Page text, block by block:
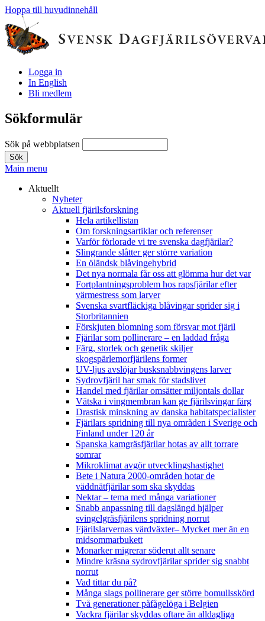
Hoppa till huvudinnehåll
Logga in
In English
Bli medlem
Sökformulär
Sök på webbplatsen
Main menu
Aktuellt
Nyheter
Aktuell fjärilsforskning
Hela artikellistan
Om forskningsartiklar och referenser
Varför förlorade vi tre svenska dagfjärilar?
Slingrande slåtter ger större variation
En öländsk blåvingehybrid
Det nya normala får oss att glömma hur det var
Fortplantningsproblem hos rapsfjärilar efter
värmestress som larver
Svenska svartfläckiga blåvingar sprider sig i
Storbritannien
Förskjuten blomning som försvar mot fjäril
Fjärilar som pollinerare – en laddad fråga
Färg, storlek och genetik skiljer
skogspärlemorfjärilens former
UV-ljus avslöjar busksnabbvingens larver
Sydrovfjäril har smak för stadslivet
Handel med fjärilar omsätter miljontals dollar
Vätska i vingmembran kan ge fjärilsvingar färg
Drastisk minskning av danska habitatspecialister
Fjärilars spridning till nya områden i Sverige och
Finland under 120 år
Spanska kamgräsfjärilar hotas av allt torrare
somrar
Mikroklimat avgör utvecklingshastighet
Bete i Natura 2000-områden hotar de
väddnätfjärilar som ska skyddas
Nektar – tema med många variationer
Snabb anpassning till dagslängd hjälper
svingelgräsfjärilens spridning norrut
Fjärilslarvernas värdväxter– Mycket mer än en
midsommarbukett
Monarker migrerar söderut allt senare
Mindre kräsna sydrovfjärilar sprider sig snabbt
norrut
Vad tittar du på?
Många slags pollinerare ger större bomullsskörd
Två generationer påfågelöga i Belgien
Vackra fjärilar skyddas oftare än alldagliga